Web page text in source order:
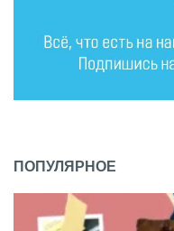
ПОПУЛЯРНОЕ